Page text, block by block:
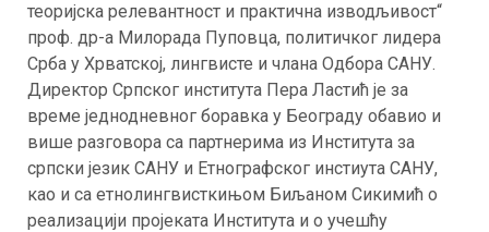
теоријска релевантност и практична изводљивост“
проф. др-а Милорада Пуповца, политичког лидера
Срба у Хрватској, лингвисте и члана Одбора САНУ.
Директор Српског института Пера Ластић је за
време једнодневног боравка у Београду обавио и
више разговора са партнерима из Института за
српски језик САНУ и Етнографског инстиута САНУ,
као и са етнолингвисткињом Биљаном Сикимић о
реализацији пројеката Института и о учешћу